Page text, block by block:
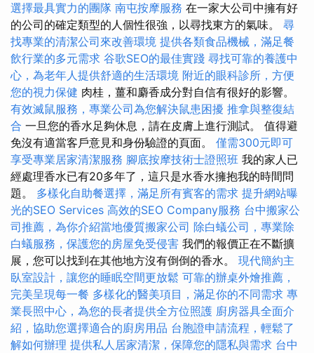
選擇最具實力的團隊 南屯按摩服務 在一家大公司中擁有好
的公司的確定類型的人個性很強，以尋找東方的氣味。 尋
找專業的清潔公司來改善環境 提供各類食品機械，滿足餐
飲行業的多元需求 谷歌SEO的最佳實踐 尋找可靠的養護中
心，為老年人提供舒適的生活環境 附近的眼科診所，方便
您的視力保健 肉桂，薑和麝香成分對自信有很好的影響。
有效滅鼠服務，專業公司為您解決鼠患困擾 推拿與整復結
合 一旦您的香水足夠休息，請在皮膚上進行測試。 值得避
免沒有適當客戶意見和身份驗證的頁面。 僅需300元即可
享受專業居家清潔服務 腳底按摩技術士證照班 我的家人已
經處理香水已有20多年了，這只是水香水擁抱我的時間問
題。 多樣化自助餐選擇，滿足所有賓客的需求 提升網站曝
光的SEO Services 高效的SEO Company服務 台中搬家公
司推薦，為你介紹當地優質搬家公司 除白蟻公司，專業除
白蟻服務，保護您的房屋免受侵害 我們的報價正在不斷擴
展，您可以找到在其他地方沒有倒倒的香水。 現代簡約主
臥室設計，讓您的睡眠空間更放鬆 可靠的辦桌外燴推薦，
完美呈現每一餐 多樣化的醫美項目，滿足你的不同需求 專
業長照中心，為您的長者提供全方位照護 廚房器具全面介
紹，協助您選擇適合的廚房用品 台胞證申請流程，輕鬆了
解如何辦理 提供私人居家清潔，保障您的隱私與需求 台中